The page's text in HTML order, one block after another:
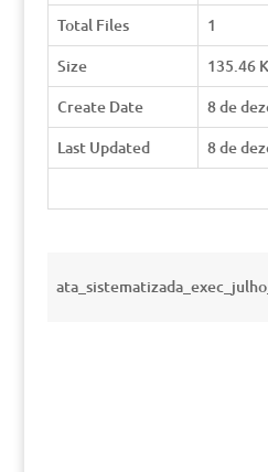
Total Files
1
Size
135.46
Create Date
8 de
Last Updated
8 de